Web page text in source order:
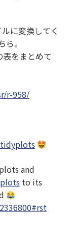
に変換してく
。
をまとめて
r-958/
and
to its
#rst